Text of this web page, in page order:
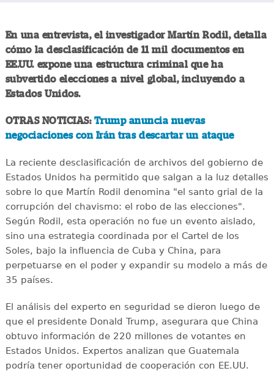
En una entrevista, el investigador Martín Rodil, detalla
cómo la desclasificación de 11 mil documentos en
EE.UU. expone una estructura criminal que ha
subvertido elecciones a nivel global, incluyendo a
Estados Unidos.
OTRAS NOTICIAS: Trump anuncia nuevas
negociaciones con Irán tras descartar un ataque
La reciente desclasificación de archivos del gobierno de
Estados Unidos ha permitido que salgan a la luz detalles
sobre lo que Martín Rodil denomina "el santo grial de la
corrupción del chavismo: el robo de las elecciones".
Según Rodil, esta operación no fue un evento aislado,
sino una estrategia coordinada por el Cartel de los
Soles, bajo la influencia de Cuba y China, para
perpetuarse en el poder y expandir su modelo a más de
35 países.
El análisis del experto en seguridad se dieron luego de
que el presidente Donald Trump, asegurara que China
obtuvo información de 220 millones de votantes en
Estados Unidos. Expertos analizan que Guatemala
podría tener oportunidad de cooperación con EE.UU.